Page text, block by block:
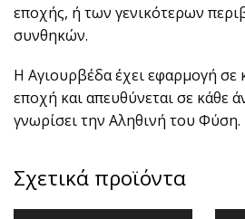
εποχής, ή των γενικότερων
συνθηκών.
H Αγιουρβέδα έχει εφαρμογή σε
εποχή και απευθύνεται σε κάθε
γνωρίσει την Αληθινή του Φύση.
Σχετικά προϊόντα